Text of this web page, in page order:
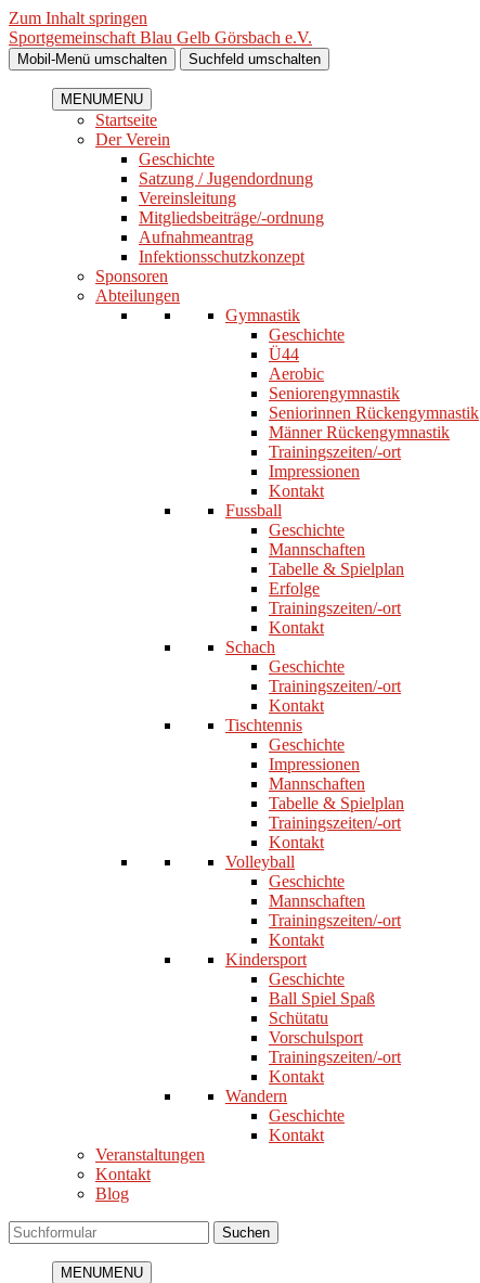
Zum Inhalt springen
Sportgemeinschaft Blau Gelb Görsbach e.V.
Mobil-Menü umschalten Suchfeld umschalten
MENUMENU
Startseite
Der Verein
Geschichte
Satzung / Jugendordnung
Vereinsleitung
Mitgliedsbeiträge/-ordnung
Aufnahmeantrag
Infektionsschutzkonzept
Sponsoren
Abteilungen
Gymnastik
Geschichte
Ü44
Aerobic
Seniorengymnastik
Seniorinnen Rückengymnastik
Männer Rückengymnastik
Trainingszeiten/-ort
Impressionen
Kontakt
Fussball
Geschichte
Mannschaften
Tabelle & Spielplan
Erfolge
Trainingszeiten/-ort
Kontakt
Schach
Geschichte
Trainingszeiten/-ort
Kontakt
Tischtennis
Geschichte
Impressionen
Mannschaften
Tabelle & Spielplan
Trainingszeiten/-ort
Kontakt
Volleyball
Geschichte
Mannschaften
Trainingszeiten/-ort
Kontakt
Kindersport
Geschichte
Ball Spiel Spaß
Schütatu
Vorschulsport
Trainingszeiten/-ort
Kontakt
Wandern
Geschichte
Kontakt
Veranstaltungen
Kontakt
Blog
Suchen
MENUMENU